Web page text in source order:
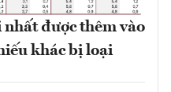
nhất được thêm vào
khác bị loại